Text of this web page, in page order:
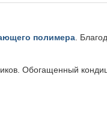
полимера .
Обогащенный